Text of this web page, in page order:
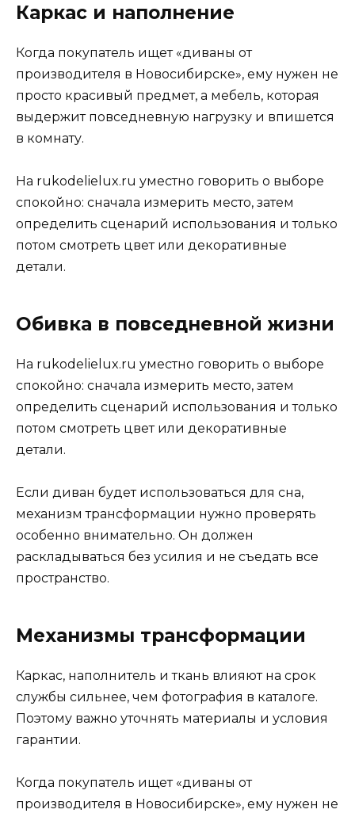
Каркас и наполнение
Когда покупатель ищет «диваны от
производителя в Новосибирске», ему нужен не
просто красивый предмет, а мебель, которая
выдержит повседневную нагрузку и впишется
в комнату.
На rukodelielux.ru уместно говорить о выборе
спокойно: сначала измерить место, затем
определить сценарий использования и только
потом смотреть цвет или декоративные
детали.
Обивка в повседневной жизни
На rukodelielux.ru уместно говорить о выборе
спокойно: сначала измерить место, затем
определить сценарий использования и только
потом смотреть цвет или декоративные
детали.
Если диван будет использоваться для сна,
механизм трансформации нужно проверять
особенно внимательно. Он должен
раскладываться без усилия и не съедать все
пространство.
Механизмы трансформации
Каркас, наполнитель и ткань влияют на срок
службы сильнее, чем фотография в каталоге.
Поэтому важно уточнять материалы и условия
гарантии.
Когда покупатель ищет «диваны от
производителя в Новосибирске», ему нужен не